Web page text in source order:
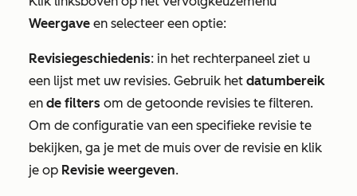
Weergave en selecteer een optie:
Revisiegeschiedenis: in het rechterpaneel ziet u
een lijst met uw revisies. Gebruik het datumbereik
en de filters om de getoonde revisies te filteren.
Om de configuratie van een specifieke revisie te
bekijken, ga je met de muis over de revisie en klik
je op Revisie weergeven.